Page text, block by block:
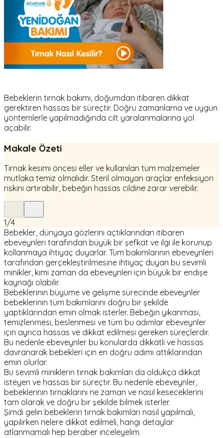
Bebeklerin tırnak bakımı, doğumdan itibaren dikkat
gerektiren hassas bir süreçtir. Doğru zamanlama ve uygun
yöntemlerle yapılmadığında cilt yaralanmalarına yol
açabilir.
Makale Özeti
Tırnak kesimi öncesi eller ve kullanılan tüm malzemeler
mutlaka temiz olmalıdır. Steril olmayan araçlar enfeksiyon
riskini artırabilir, bebeğin hassas cildine zarar verebilir.
1/4
Bebekler, dünyaya gözlerini açtıklarından itibaren
ebeveynleri tarafından büyük bir şefkat ve ilgi ile korunup
kollanmaya ihtiyaç duyarlar. Tüm bakımlarının ebeveynleri
tarafından gerçekleştirilmesine ihtiyaç duyan bu sevimli
minikler, kimi zaman da ebeveynleri için büyük bir endişe
kaynağı olabilir.
Bebeklerinin büyüme ve gelişme sürecinde ebeveynler
bebeklerinin tüm bakımlarını doğru bir şekilde
yaptıklarından emin olmak isterler. Bebeğin yıkanması,
temizlenmesi, beslenmesi ve tüm bu adımlar ebeveynler
için ayrıca hassas ve dikkat edilmesi gereken süreçlerdir.
Bu nedenle ebeveynler bu konularda dikkatli ve hassas
davranarak bebekleri için en doğru adımı attıklarından
emin olurlar.
Bu sevimli miniklerin tırnak bakımları da oldukça dikkat
isteyen ve hassas bir süreçtir. Bu nedenle ebeveynler,
bebeklerinin tırnaklarını ne zaman ve nasıl keseceklerini
tam olarak ve doğru bir şekilde bilmek isterler.
Şimdi gelin bebeklerin tırnak bakımları nasıl yapılmalı,
yapılırken nelere dikkat edilmeli, hangi detaylar
atlanmamalı hep beraber inceleyelim.